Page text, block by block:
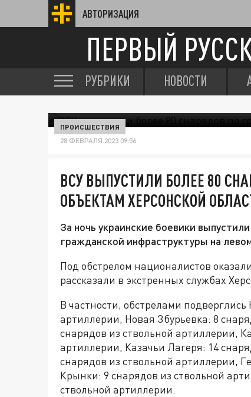
АВТОРИЗАЦИЯ
ПЕРВЫЙ
РУБРИКИ НОВОСТИ
ПРОИСШЕСТВИЯ
28 ФЕВРАЛЯ 2023 09:56
ВСУ ВЫПУСТИЛИ БОЛЕЕ 80
ОБЪЕКТАМ ХЕРСОНСКОЙ
За ночь украинские боевики
гражданской инфраструктуры на
Под обстрелом националистов
рассказали в экстренных службах
В частности, обстрелами
артиллерии, Новая Збурьевка: 8
снарядов из ствольной артиллерии,
артиллерии, Казачьи Лагеря: 14
снарядов из ствольной артиллерии,
Крынки: 9 снарядов из ствольной
ствольной артиллерии.